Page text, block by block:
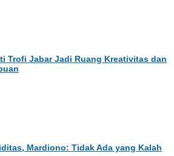
Trofi Jabar Jadi Ruang Kreativitas dan
Mardiono: Tidak Ada yang Kalah